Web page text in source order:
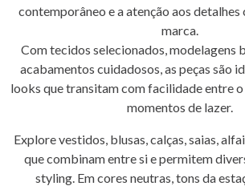
contemporâneo e a atenção aos
marca.
Com tecidos selecionados, modelagens
acabamentos cuidadosos, as peças são
looks que transitam com facilidade entre
momentos de lazer.
Explore vestidos, blusas, calças, saias,
que combinam entre si e permitem
styling. Em cores neutras, tons da